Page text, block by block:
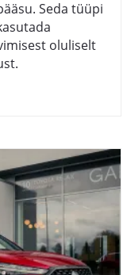
Seda tüüpi
oluliselt